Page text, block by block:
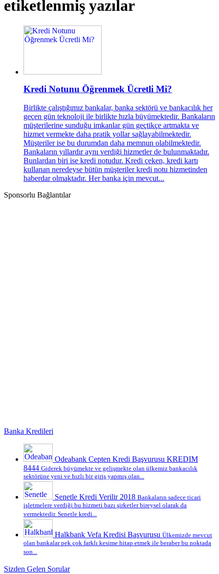
etiketlenmiş yazılar
Kredi Notunu Öğrenmek Ücretli Mi?
Birlikte çalıştığımız bankalar, banka sektörü ve bankacılık her
geçen gün teknoloji ile birlikte hızla büyümektedir. Bankaların
müşterilerine sunduğu imkanlar gün geçtikçe artmakta ve
hizmet vermekte daha pratik yollar sağlayabilmektedir.
Müşteriler ise bu durumdan daha memnun olabilmektedir.
Bankaların yıllardır aynı verdiği hizmetler de bulunmaktadır.
Bunlardan biri ise kredi notudur. Kredi çeken, kredi kartı
kullanan neredeyse bütün müşteriler kredi notu hizmetinden
haberdar olmaktadır. Her banka için mevcut...
Sponsorlu Bağlantılar
Banka Kredileri
Odeabank Cepten Kredi Başvurusu KREDIM
8444 Giderek büyümekte ve gelişmekte olan ülkemiz bankacılık
sektörüne yeni ve hızlı bir giriş yapmış olan...
Senetle Kredi Verilir 2018 Bankaların sadece ticari
işletmelere verdiği bu hizmeti bazı şirketler bireysel olarak da
vermektedir. Senetle kredi...
Halkbank Vefa Kredisi Başvurusu Ülkemizde mevcut
olan bankalar pek çok farklı kesime hitap etmek ile beraber bu noktada
son...
Sizden Gelen Sorular